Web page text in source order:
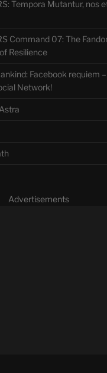
Tempora Mutantur, nos
Command 07: The
Resilience
Facebook requiem –
Network!
Advertisements